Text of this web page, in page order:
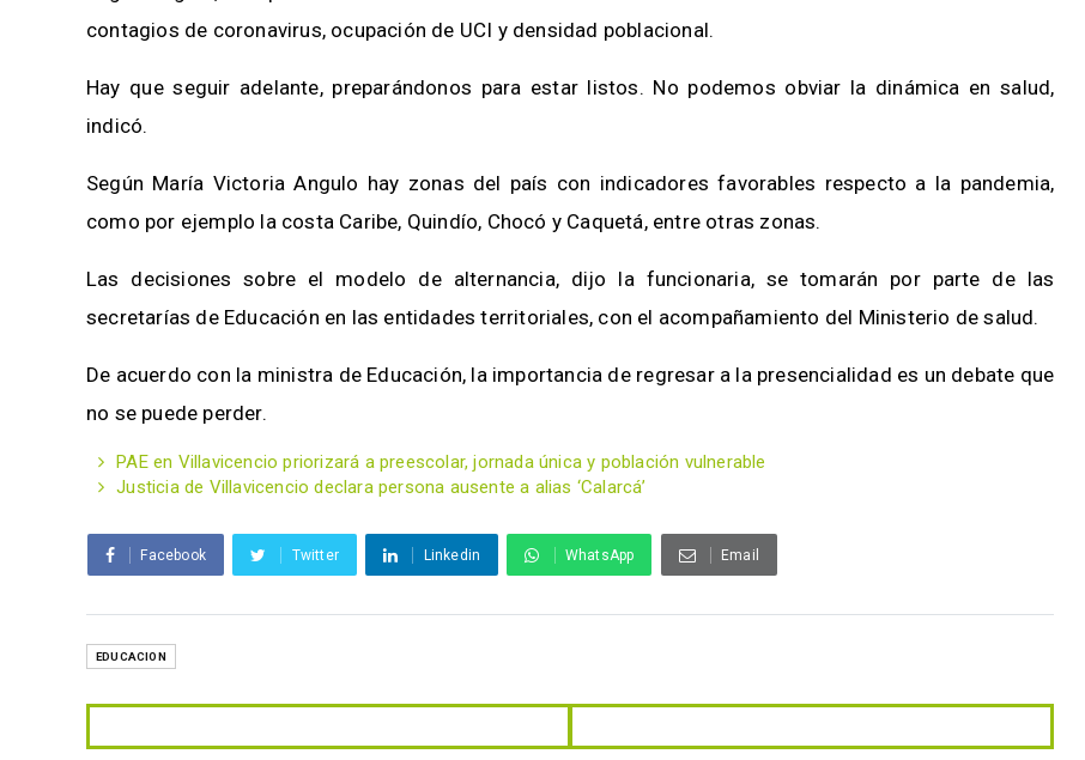
contagios de coronavirus, ocupación de UCI y densidad poblacional.
Hay que seguir adelante, preparándonos para estar listos. No podemos obviar la dinámica en salud,
indicó.
Según María Victoria Angulo hay zonas del país con indicadores favorables respecto a la pandemia,
como por ejemplo la costa Caribe, Quindío, Chocó y Caquetá, entre otras zonas.
Las decisiones sobre el modelo de alternancia, dijo la funcionaria, se tomarán por parte de las
secretarías de Educación en las entidades territoriales, con el acompañamiento del Ministerio de salud.
De acuerdo con la ministra de Educación, la importancia de regresar a la presencialidad es un debate que
no se puede perder.
PAE en Villavicencio priorizará a preescolar, jornada única y población vulnerable
Justicia de Villavicencio declara persona ausente a alias ‘Calarcá’
Facebook Twitter Linkedin WhatsApp Email
EDUCACION